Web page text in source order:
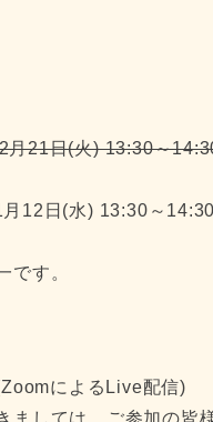
21日(火) 13:30～
12日(水) 13:30～
す。
によるLive配信)
しては、ご参加の皆